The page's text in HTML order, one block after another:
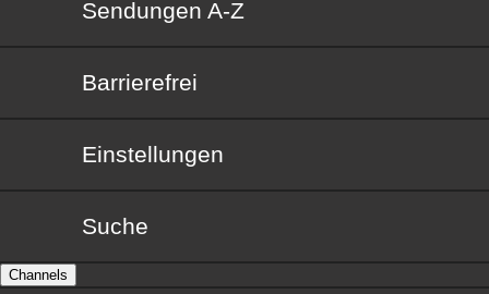
Sendungen von A bis Z
Sendungen A-Z
Barrierefrei
Barrierefrei
Einstellungen
Suche
Channels